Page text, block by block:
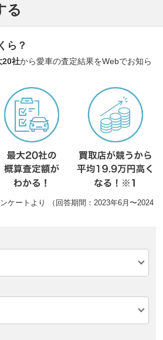
る
ら？
20社から愛車の査定結果をWebでお知ら
ケートより （回答期間：2023年6月〜2024